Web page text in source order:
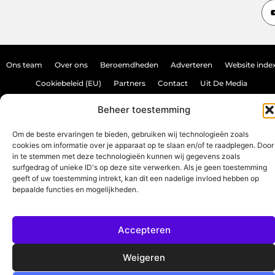
Beheer toestemming
Om de beste ervaringen te bieden, gebruiken wij technologieën zoals
cookies om informatie over je apparaat op te slaan en/of te raadplegen. Door
in te stemmen met deze technologieën kunnen wij gegevens zoals
surfgedrag of unieke ID's op deze site verwerken. Als je geen toestemming
geeft of uw toestemming intrekt, kan dit een nadelige invloed hebben op
bepaalde functies en mogelijkheden.
Accepteren
Weigeren
Ons team Over ons Beroemdheden Adverteren Website
Cookiebeleid (EU) Partners Contact Uit De Media
Verdien geld met je website: haal het maximale uit je online
All Rights Reserved © 2025
www.source-promo.nl.